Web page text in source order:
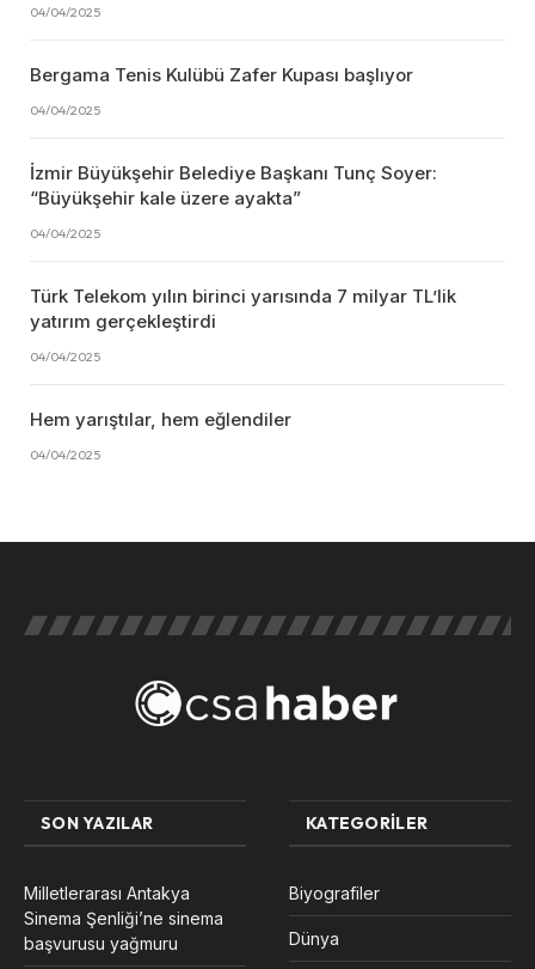
04/04/2025
Bergama Tenis Kulübü Zafer Kupası başlıyor
04/04/2025
İzmir Büyükşehir Belediye Başkanı Tunç Soyer:
“Büyükşehir kale üzere ayakta”
04/04/2025
Türk Telekom yılın birinci yarısında 7 milyar TL’lik
yatırım gerçekleştirdi
04/04/2025
Hem yarıştılar, hem eğlendiler
04/04/2025
SON YAZILAR
Milletlerarası Antakya
Sinema Şenliği’ne sinema
başvurusu yağmuru
KATEGORILER
Biyografiler
Dünya